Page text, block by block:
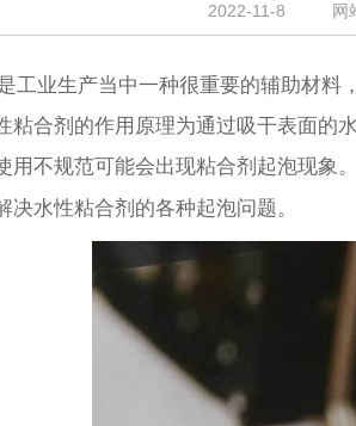
2022-11-8 网
业生产当中一种很重要的辅助材料
粘合剂的作用原理为通过吸干表面的
用不规范可能会出现粘合剂起泡现象
决水性粘合剂的各种起泡问题。